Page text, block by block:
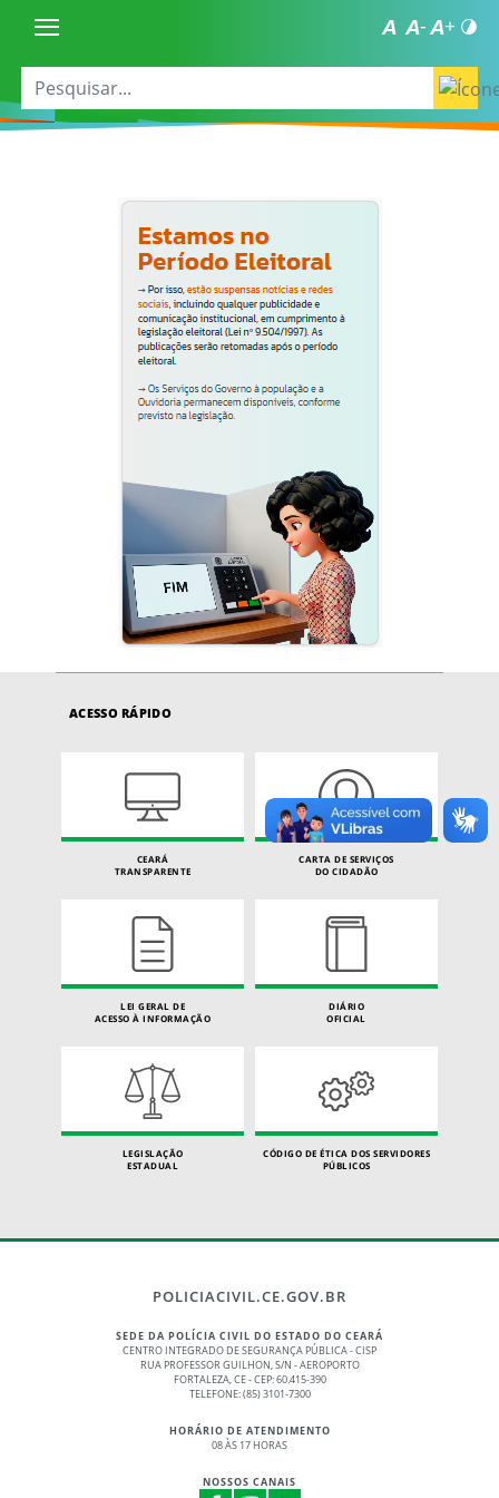
ACESSO RÁPIDO
CEARÁ
TRANSPARENTE
CARTA DE SERVIÇOS
DO CIDADÃO
LEI GERAL DE
ACESSO À INFORMAÇÃO
DIÁRIO
OFICIAL
LEGISLAÇÃO
ESTADUAL
CÓDIGO DE ÉTICA DOS SERVIDORES
PÚBLICOS
POLICIACIVIL.CE.GOV.BR
SEDE DA POLÍCIA CIVIL DO ESTADO DO CEARÁ
CENTRO INTEGRADO DE SEGURANÇA PÚBLICA - CISP
RUA PROFESSOR GUILHON, S/N - AEROPORTO
FORTALEZA, CE - CEP: 60.415-390
TELEFONE: (85) 3101-7300
HORÁRIO DE ATENDIMENTO
08 ÀS 17 HORAS
NOSSOS CANAIS